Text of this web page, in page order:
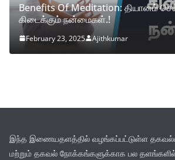
Benefits Of Meditation: தியானம்
கிடைக்கும் நன்மைகள்.!
February 23, 2025 Ajithkumar
இந்த இணையதளத்தில் வழங்கப்பட்டுள்ள
மற்றும் தகவல் நோக்கங்களுக்காக பல தளங்களில்